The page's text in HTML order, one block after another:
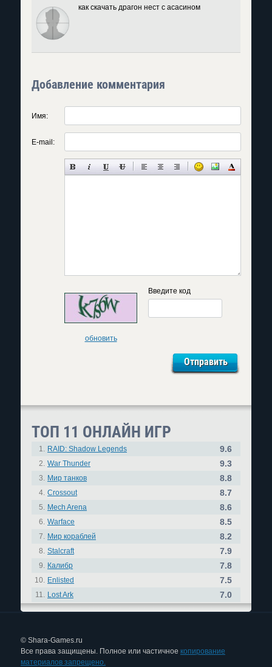
как скачать драгон нест с асасином
Добавление комментария
Имя:
E-mail:
обновить
Введите код
ТОП 11 ОНЛАЙН ИГР
1. RAID: Shadow Legends 9.6
2. War Thunder 9.3
3. Мир танков 8.8
4. Crossout 8.7
5. Mech Arena 8.6
6. Warface 8.5
7. Мир кораблей 8.2
8. Stalcraft 7.9
9. Калибр 7.8
10. Enlisted 7.5
11. Lost Ark 7.0
© Shara-Games.ru
Все права защищены. Полное или частичное копирование
материалов запрещено.